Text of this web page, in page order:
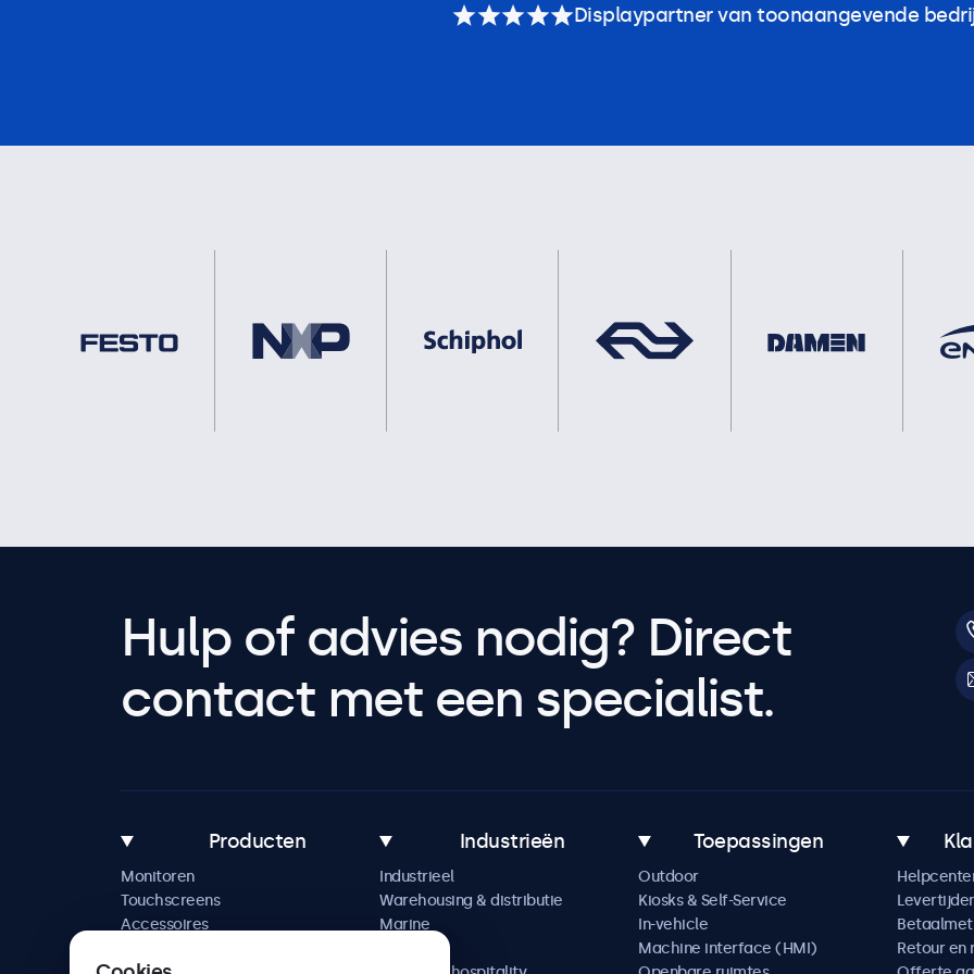
Displaypartner van toonaangevende
Hulp of advies nodig? Direct
contact met een specialist.
Producten
Monitoren
Touchscreens
Accessoires
Industrieën
Industrieel
Warehousing & distributie
Marine
Toepassingen
Outdoor
Kiosks & Self-Service
In-vehicle
Machine interface (HMI)
Retour en